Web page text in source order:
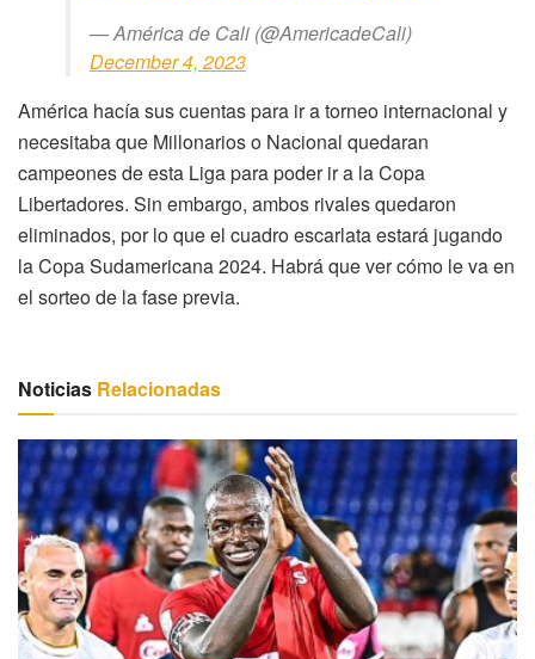
— América de Cali (@AmericadeCali)
December 4, 2023
América hacía sus cuentas para ir a torneo internacional y
necesitaba que Millonarios o Nacional quedaran
campeones de esta Liga para poder ir a la Copa
Libertadores. Sin embargo, ambos rivales quedaron
eliminados, por lo que el cuadro escarlata estará jugando
la Copa Sudamericana 2024. Habrá que ver cómo le va en
el sorteo de la fase previa.
Noticias Relacionadas